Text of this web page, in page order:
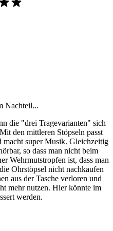
Nachteil...
die "drei Tragevarianten" sich
den mittleren Stöpseln passt
macht super Musik. Gleichzeitig
so dass man nicht beim
Wehrmutstropfen ist, dass man
Ohrstöpsel nicht nachkaufen
aus der Tasche verloren und
mehr nutzen. Hier könnte im
werden.